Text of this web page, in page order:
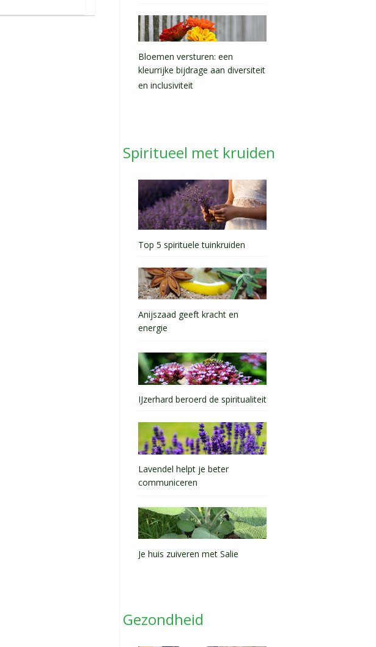
Bloemen versturen: een
kleurrijke bijdrage aan diversiteit
en inclusiviteit
Spiritueel met kruiden
Top 5 spirituele tuinkruiden
Anijszaad geeft kracht en
energie
IJzerhard beroerd de spiritualiteit
Lavendel helpt je beter
communiceren
Je huis zuiveren met Salie
Gezondheid